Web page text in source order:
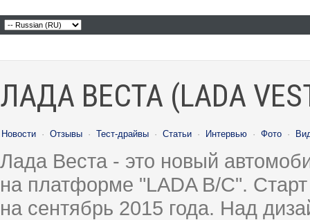
ЛАДА ВЕСТА (LADA
Новости · Отзывы · Тест-драйвы · Статьи · Интервью · Фото ·
Лада Веста - это новый
на платформе "LADA B/C".
на сентябрь 2015 года. Над